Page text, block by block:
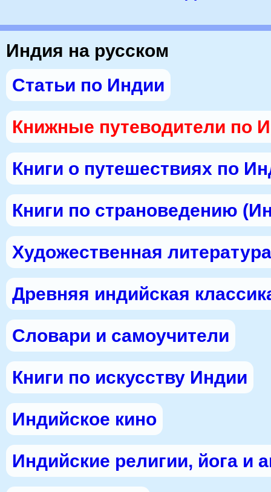
Индия на русском
Статьи по Индии
Книжные путеводители по
Книги о путешествиях по
Книги по страноведению
Художественная
Древняя индийская
Словари и самоучители
Книги по искусству Индии
Индийское кино
Индийские религии, йога и